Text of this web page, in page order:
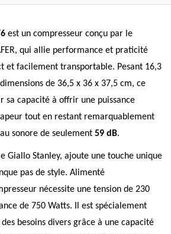
est un compresseur conçu par le
qui allie performance et praticité
et facilement transportable. Pesant 16,3
de 36,5 x 36 x 37,5 cm, ce
sa capacité à offrir une puissance
tout en restant remarquablement
sonore de seulement 59 dB.
Giallo Stanley, ajoute une touche unique
pas de style. Alimenté
nécessite une tension de 230
de 750 Watts. Il est spécialement
besoins divers grâce à une capacité